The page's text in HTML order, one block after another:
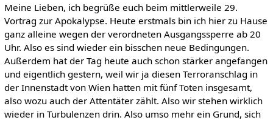
Meine Lieben, ich begrüße euch beim mittlerweile 29.
Vortrag zur Apokalypse. Heute erstmals bin ich hier zu Hause
ganz alleine wegen der verordneten Ausgangssperre ab 20
Uhr. Also es sind wieder ein bisschen neue Bedingungen.
Außerdem hat der Tag heute auch schon stärker angefangen
und eigentlich gestern, weil wir ja diesen Terroranschlag in
der Innenstadt von Wien hatten mit fünf Toten insgesamt,
also wozu auch der Attentäter zählt. Also wir stehen wirklich
wieder in Turbulenzen drin. Also umso mehr ein Grund, sich